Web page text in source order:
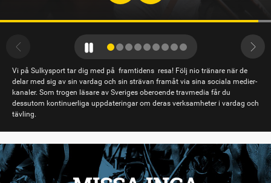
Vi på Sulkysport tar dig med på framtidens resa! Följ nio tränare när de
delar med sig av sin vardag och sin strävan framåt via sina sociala medier-
kanaler. Som trogen läsare av Sveriges oberoende travmedia får du
dessutom kontinuerliga uppdateringar om deras verksamheter i vardag och
tävling.